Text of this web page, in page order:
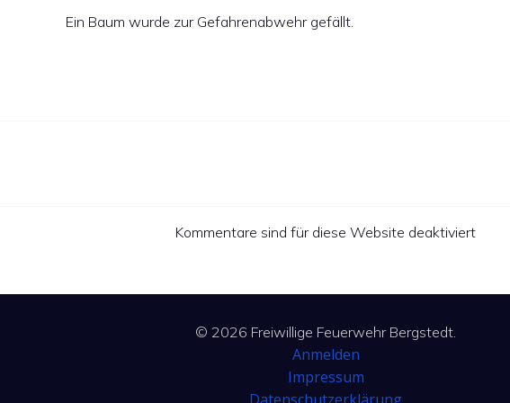
Ein Baum wurde zur Gefahrenabwehr gefällt.
Kommentare sind für diese Website deaktiviert
© 2026 Freiwillige Feuerwehr Bergstedt.
Anmelden
Impressum